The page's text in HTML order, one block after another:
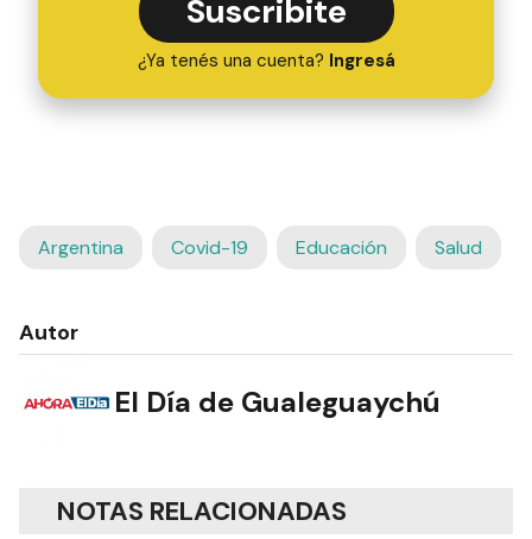
Suscribite
¿Ya tenés una cuenta? Ingresá
Argentina Covid-19 Educación Salud
Autor
El Día de Gualeguaychú
NOTAS RELACIONADAS